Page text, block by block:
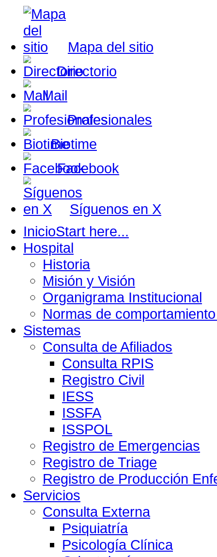
Mapa del sitio
Directorio
Mail
Profesionales
Biotime
Facebook
Síguenos en X
InicioStart here...
Hospital
Historia
Misión y Visión
Organigrama Institucional
Normas de
Sistemas
Consulta de Afiliados
Consulta RPIS
Registro Civil
IESS
ISSFA
ISSPOL
Registro de Emergencias
Registro de Triage
Registro de Producción
Servicios
Consulta Externa
Psiquiatría
Psicología Clínica